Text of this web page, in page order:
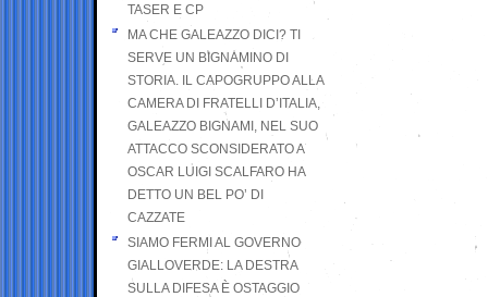
TASER E CP
MA CHE GALEAZZO DICI? TI
SERVE UN BIGNAMINO DI
STORIA. IL CAPOGRUPPO ALLA
CAMERA DI FRATELLI D’ITALIA,
GALEAZZO BIGNAMI, NEL SUO
ATTACCO SCONSIDERATO A
OSCAR LUIGI SCALFARO HA
DETTO UN BEL PO’ DI
CAZZATE
SIAMO FERMI AL GOVERNO
GIALLOVERDE: LA DESTRA
SULLA DIFESA È OSTAGGIO